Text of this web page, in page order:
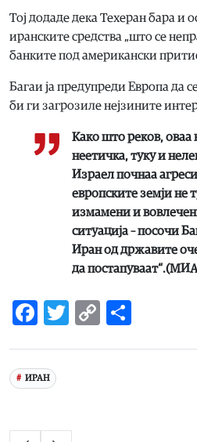
Тој додаде дека Техеран бара и
иранските средства „што се
банките под американски
Багаи ја предупреди Европа да
би ги загрозиле нејзините
Како што реков, оваа
неетичка, туку и
Израел почнаа
европските земји не
измамени и
ситуација – посочи
Иран од државите
да
Facebook
Twitter
Copy
ИРАН